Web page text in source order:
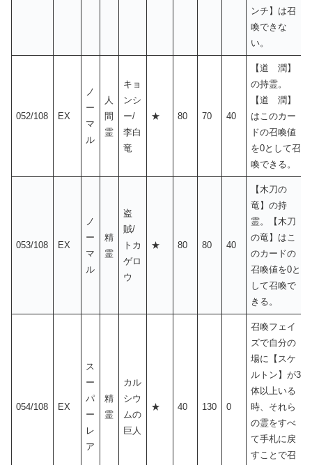
ンチ】は召
喚できな
い。
052/108 EX
ノ
ー
マ
ル
人
間
霊
キョ
ンシ
ー/
李白
竜
★ 80 70 40
【道 潤】
の持霊。
【道 潤】
はこのカー
ドの召喚値
を0として召
喚できる。
053/108 EX
ノ
ー
マ
ル
精
霊
盗
賊/
トカ
ゲロ
ウ
★ 80 80 40
【木刀の
竜】の持
霊。【木刀
の竜】はこ
のカードの
召喚値を0と
して召喚で
きる。
054/108 EX
ス
ー
パ
ー
レ
ア
精
霊
カル
シウ
ムの
巨人
★ 40 130 0
召喚フェイ
ズで自分の
場に【スケ
ルトン】が3
体以上いる
時、それら
の霊をすべ
て手札に戻
すことで召